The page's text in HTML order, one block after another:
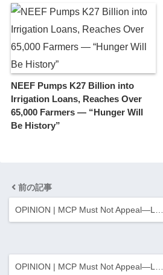
NEEF Pumps K27 Billion into
Irrigation Loans, Reaches Over
65,000 Farmers — “Hunger Will
Be History”
前の記事
OPINION | MCP Must Not Appeal—L…
OPINION | MCP Must Not Appeal—L…